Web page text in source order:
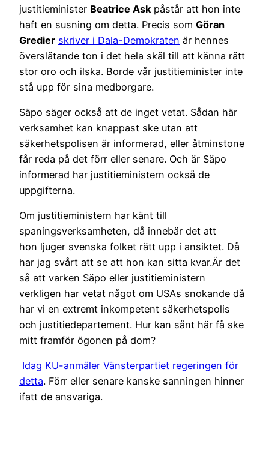
justitieminister Beatrice Ask påstår att hon inte
haft en susning om detta. Precis som Göran
Gredier skriver i Dala-Demokraten är hennes
överslätande ton i det hela skäl till att känna rätt
stor oro och ilska. Borde vår justitieminister inte
stå upp för sina medborgare.
Säpo säger också att de inget vetat. Sådan här
verksamhet kan knappast ske utan att
säkerhetspolisen är informerad, eller åtminstone
får reda på det förr eller senare. Och är Säpo
informerad har justitieministern också de
uppgifterna.
Om justitieministern har känt till
spaningsverksamheten, då innebär det att
hon ljuger svenska folket rätt upp i ansiktet. Då
har jag svårt att se att hon kan sitta kvar.Är det
så att varken Säpo eller justitieministern
verkligen har vetat något om USAs snokande då
har vi en extremt inkompetent säkerhetspolis
och justitiedepartement. Hur kan sånt här få ske
mitt framför ögonen på dom?
Idag KU-anmäler Vänsterpartiet regeringen för
detta. Förr eller senare kanske sanningen hinner
ifatt de ansvariga.